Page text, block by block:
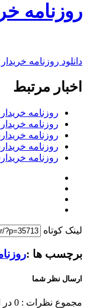
روزنامه
دانلود روزنامه خریدار
اخبار مرتبط
روزنامه خریدار
روزنامه خریدار
روزنامه
روزنامه
روزنامه
لینک کوتاه
برچسب ها :
ارسال نظر شما
مجموع نظرات : 0 در